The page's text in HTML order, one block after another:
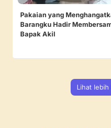
Pakaian yang
Barangku Hadir
Bapak Akil
Lihat lebih